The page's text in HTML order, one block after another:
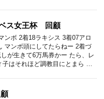
ス女王杯 回顧
ンボ 2着18ラキシス 3着07アロ
マンボ頭にしてたらねー 2着づ
が生きて6万馬券かー たら、レ
子はそれほど調教目にとまら …